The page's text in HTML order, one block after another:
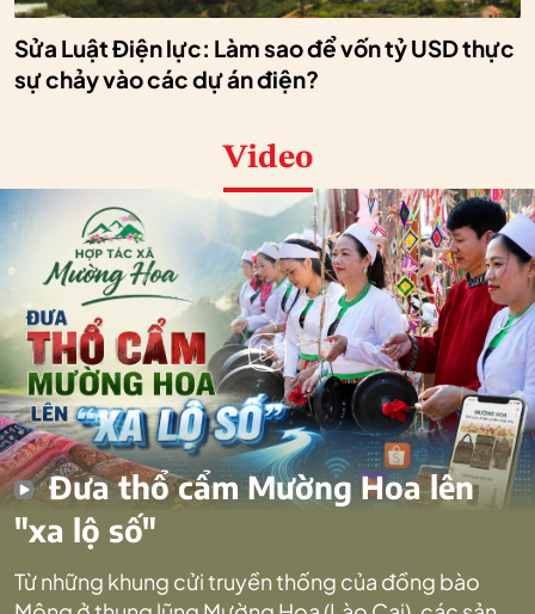
Sửa Luật Điện lực: Làm sao để vốn tỷ USD thực
sự chảy vào các dự án điện?
Video
Đưa thổ cẩm Mường Hoa lên
"xa lộ số"
Từ những khung cửi truyền thống của đồng bào